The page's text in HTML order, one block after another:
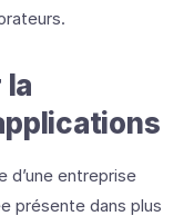
la
d’une entreprise
présente dans plus